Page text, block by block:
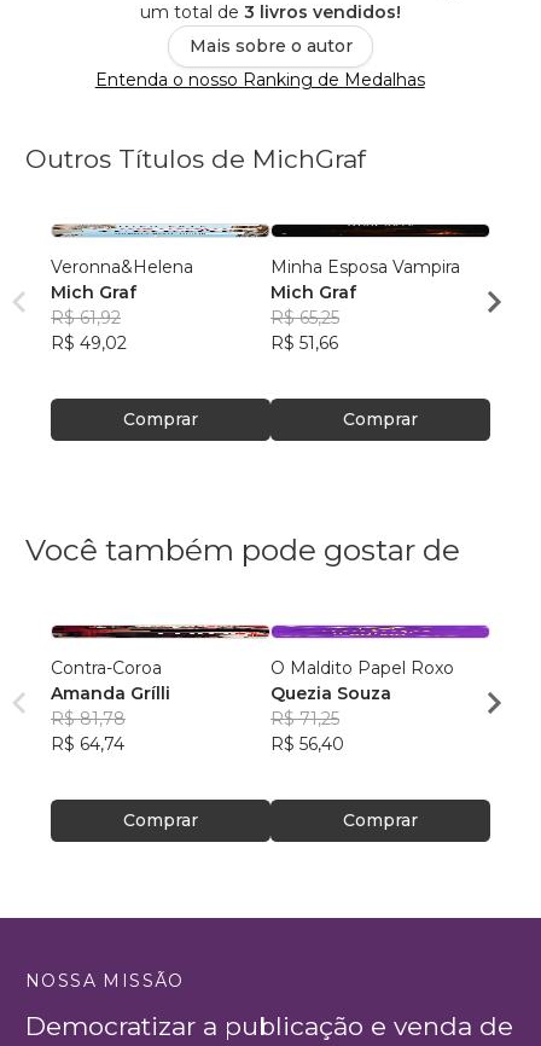
um total de 3 livros vendidos!
Mais sobre o autor
Entenda o nosso Ranking de Medalhas
Outros Títulos de MichGraf
Veronna&Helena
Mich Graf
R$ 61,92
R$ 49,02
Comprar
Minha Esposa Vampira
Mich Graf
R$ 65,25
R$ 51,66
Comprar
Mich
R$
Você também pode gostar de
Contra-Coroa
Amanda Grílli
R$ 81,78
R$ 64,74
Comprar
O Maldito Papel Roxo
Quezia Souza
R$ 71,25
R$ 56,40
Comprar
Joy
R$
NOSSA MISSÃO
Democratizar a publicação e venda de